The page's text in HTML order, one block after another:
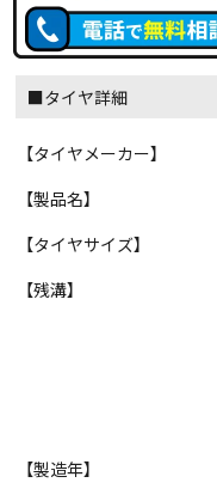
■タイヤ詳細
【タイヤメーカー】
【製品名】
【タイヤサイズ】
【残溝】
【製造年】